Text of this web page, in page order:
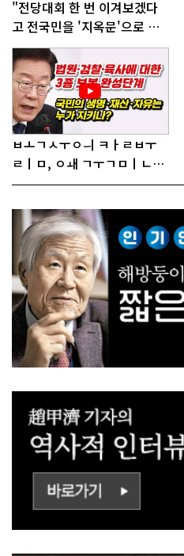
"전당대회 한 번 이겨보겠다
고 전국민을 '지옥문'으로 밀
어!"
ㅂㅗㄱㅅㅜㅇㅢ ㅋㅏㄹㅂㅜ
ㄹㅣㅁ, ㅇㅙ ㄱㅜㄱㅁㅣㄴㄷ
ㅡㄹㅇㅣ ㄷㅏㅇㅎㅐㅇㅑ ㅎ